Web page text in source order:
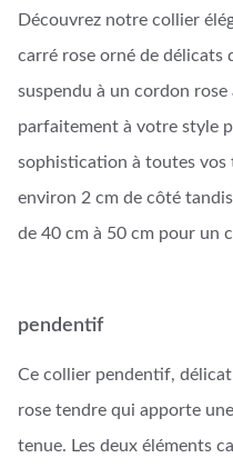
Découvrez notre collier
carré rose orné de délicats
suspendu à un cordon
parfaitement à votre style
sophistication à toutes vos
environ 2 cm de côté
de 40 cm à 50 cm pour un
pendentif
Ce collier pendentif,
rose tendre qui apporte
tenue. Les deux éléments